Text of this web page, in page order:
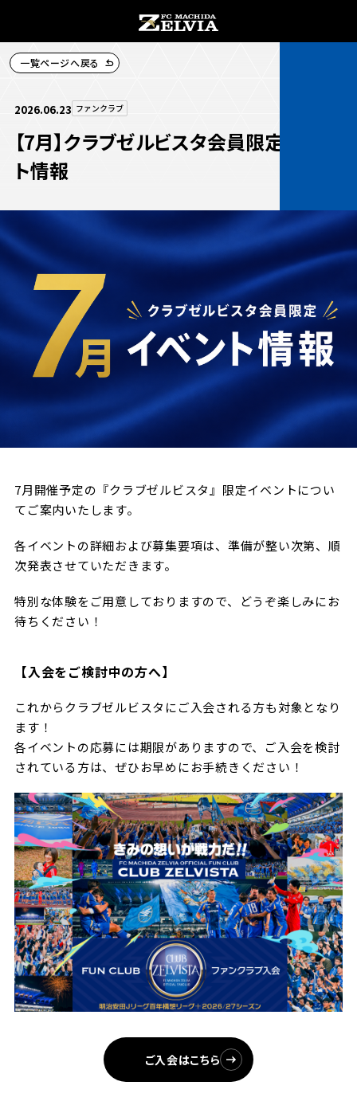
TOPチーム
試合情報
チケット
イベント
グッズ
メディア
ホームタウン活動
アカデミー
その他
試合情報
試合情報トップ
試合データ
試合日程・結果
順位表・ゴールランキング
観戦するトップ
チケット購入
チケット販売スケジュール
ビジターサポーターの皆様へ
車イスでの観戦
試合運営管理規程
クラブを知る
クラブを知るトップ
ＦＣ町田ゼルビアについて
選手・スタッフ紹介
ファンになる
ファンクラブ
クラブゼルビスタへの入会
シーズンシート
ＦＣ町田ゼルビアをサポート
ボランティア
ＦＣ町田ゼルビアカレンダー
三輪緑山ベースを利用
三輪緑山ベースご利用案内
グッズを買う
オンラインストア
ユニフォーム
ホームタウン
ゼルビアアシスト募集
ゼルビアアシスト協賛企業一覧
ゼル塾
ＦＣ町田ゼルビアスポーツクラブ
ＦＣ町田ゼルビアアカデミー
ゼルビアフットサルパーク
パートナー
お問い合わせ利用規約肖像権・ロゴについて プライバシ
一覧ページへ戻る
2026.06.23 ファンクラブ
【7月】クラブゼルビスタ会員限定イベン
ト情報
7月開催予定の『クラブゼルビスタ』限定イベントについ
てご案内いたします。
各イベントの詳細および募集要項は、準備が整い次第、順
次発表させていただきます。
特別な体験をご用意しておりますので、どうぞ楽しみにお
待ちください！
【入会をご検討中の方へ】
これからクラブゼルビスタにご入会される方も対象となり
ます！
各イベントの応募には期限がありますので、ご入会を検討
されている方は、ぜひお早めにお手続きください！
ご入会はこちら